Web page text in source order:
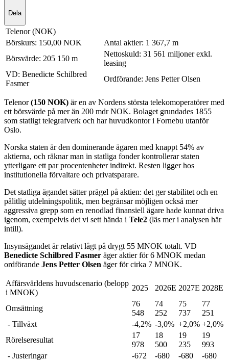
Dela
Telenor (NOK)
Börskurs: 150,00 NOK
Antal aktier: 1 367,7 m
Börsvärde: 205 150 m
Nettoskuld: 31 561 miljoner exkl.
leasing
VD: Benedicte Schilbred
Fasmer
Ordförande: Jens Petter Olsen
Telenor(150 NOK) är en av Nordens största telekomoperatörer med
ett börsvärde på mer än 200 mdr NOK. Bolaget grundades 1855
som statligt telegrafverk och har huvudkontor i Fornebu utanför
Oslo.
Norska staten är den dominerande ägaren med knappt 54% av
aktierna, och räknar man in statliga fonder kontrollerar staten
ytterligare ett par procentenheter indirekt. Resten ligger hos
institutionella förvaltare och privatsparare.
Det statliga ägandet sätter prägel på aktien: det ger stabilitet och en
pålitlig utdelningspolitik, men begränsar möjligen också mer
aggressiva grepp som en renodlad finansiell ägare hade kunnat driva
igenom, exempelvis det vi sett hända i Tele2 (läs mer i analysen här
intill).
Insynsägandet är relativt lågt på drygt 55 MNOK totalt. VD
Benedicte Schilbred Fasmer äger aktier för 6 MNOK medan
ordförande Jens Petter Olsen äger för cirka 7 MNOK.
Affärsvärldens huvudscenario (belopp
i MNOK)
2025 2026E 2027E 2028E
Omsättning
76
548
74
252
75
737
77
251
- Tillväxt
-4,2% -3,0% +2,0% +2,0%
Rörelseresultat
17
978
18
500
19
235
19
993
- Justeringar
-672 -680 -680 -680